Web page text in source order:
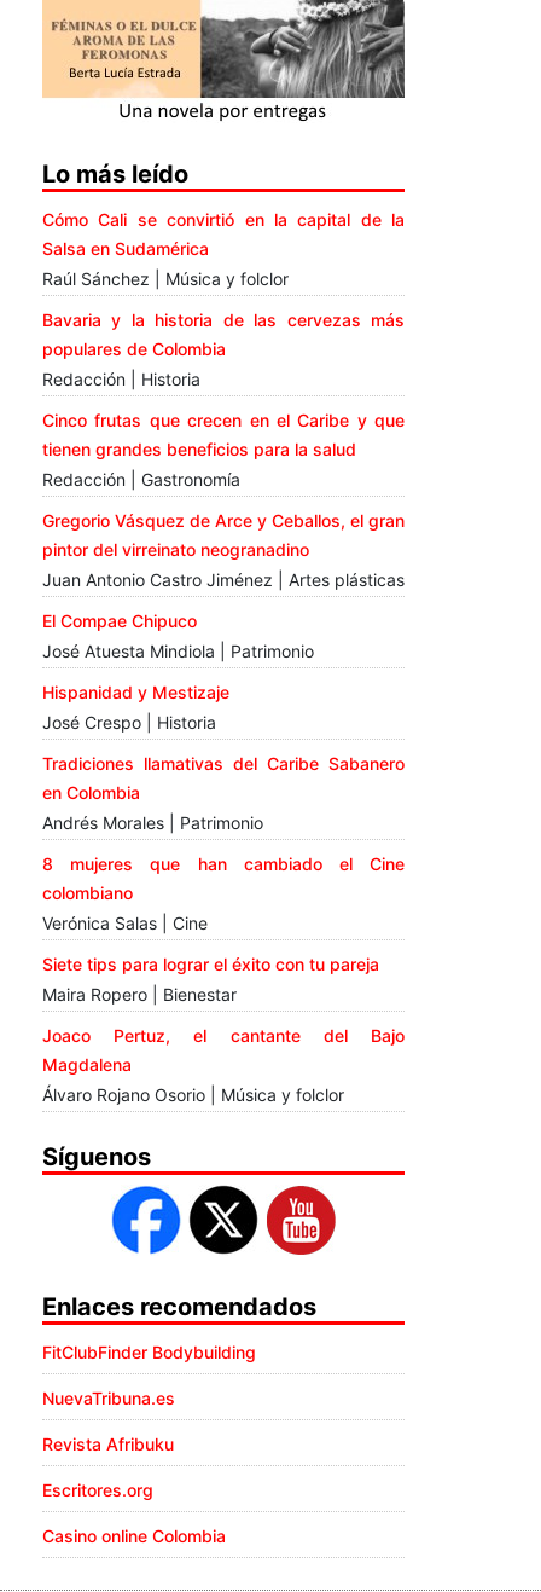
Lo más leído
Cómo Cali se convirtió en la capital de la
Salsa en Sudamérica
Raúl Sánchez | Música y folclor
Bavaria y la historia de las cervezas más
populares de Colombia
Redacción | Historia
Cinco frutas que crecen en el Caribe y que
tienen grandes beneficios para la salud
Redacción | Gastronomía
Gregorio Vásquez de Arce y Ceballos, el gran
pintor del virreinato neogranadino
Juan Antonio Castro Jiménez | Artes plásticas
El Compae Chipuco
José Atuesta Mindiola | Patrimonio
Hispanidad y Mestizaje
José Crespo | Historia
Tradiciones llamativas del Caribe Sabanero
en Colombia
Andrés Morales | Patrimonio
8 mujeres que han cambiado el Cine
colombiano
Verónica Salas | Cine
Siete tips para lograr el éxito con tu pareja
Maira Ropero | Bienestar
Joaco Pertuz, el cantante del Bajo
Magdalena
Álvaro Rojano Osorio | Música y folclor
Síguenos
Enlaces recomendados
FitClubFinder Bodybuilding
NuevaTribuna.es
Revista Afribuku
Escritores.org
Casino online Colombia